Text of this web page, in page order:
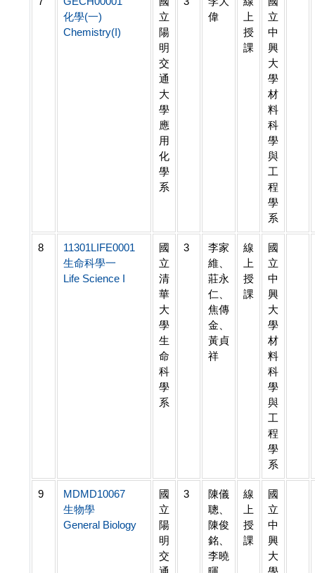
化學(一)
Chemistry(I)
立
陽
明
交
通
大
學
應
用
化
學
系
偉
上
授
課
立
中
興
大
學
材
料
科
學
與
工
程
學
系
8
11301LIFE0001
生命科學一
Life Science I
國
立
清
華
大
學
生
命
科
學
系
3
李家
維、
莊永
仁、
焦傳
金、
黃貞
祥
線
上
授
課
國
立
中
興
大
學
材
料
科
學
與
工
程
學
系
9
MDMD10067
生物學
General Biology
國
立
陽
明
交
3
陳儀
聰、
陳俊
銘、
李曉
線
上
授
課
國
立
中
興
大